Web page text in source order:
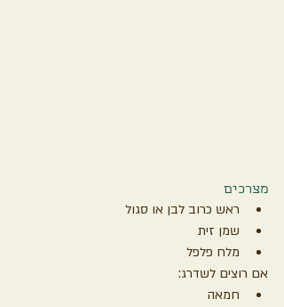
מצרכים
ראש כרוב לבן או סגול
שמן זית
מלח פלפל
אם רוצים לשדרג:
חמאה